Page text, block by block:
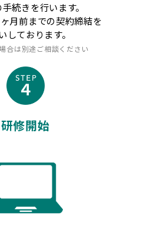
続きを行います。
月前までの契約締結を
しております。
合は別途ご相談ください
研修開始